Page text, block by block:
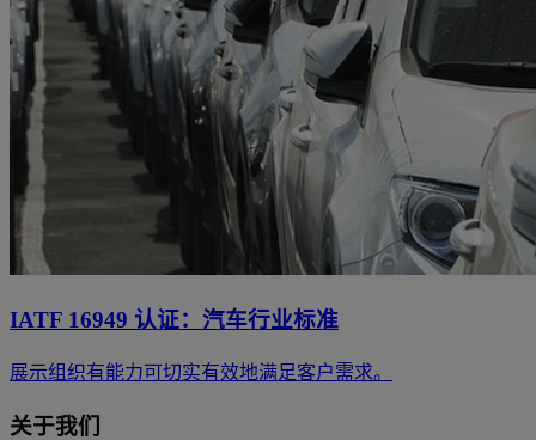
IATF 16949 认证：汽车行业标准
展示组织有能力可切实有效地满足客户需求。
关于我们